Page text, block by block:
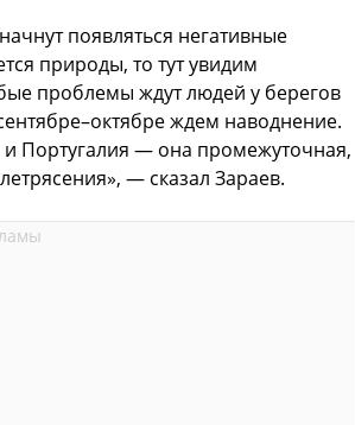
появляться негативные
природы, то тут увидим
проблемы ждут людей у берегов
ждем наводнение.
Португалия — она промежуточная,
— сказал Зараев.